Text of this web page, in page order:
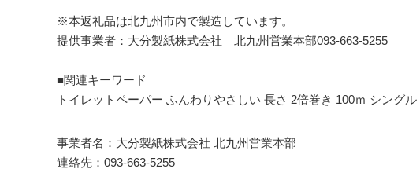
※本返礼品は北九州市内で製造しています。
提供事業者：大分製紙株式会社 北九州営業本部093-663-5255
■関連キーワード
トイレットペーパー ふんわりやさしい 長さ 2倍巻き 100ｍ シング
事業者名：大分製紙株式会社 北九州営業本部
連絡先：093-663-5255